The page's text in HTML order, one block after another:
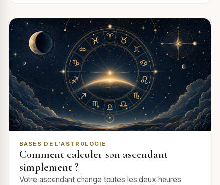
BASES DE L'ASTROLOGIE
Comment calculer son ascendant
simplement ?
Votre ascendant change toutes les deux heures